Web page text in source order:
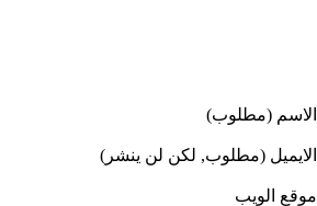
الاسم (مطلوب)
الايميل (مطلوب, لكن لن ينشر)
موقع الويب